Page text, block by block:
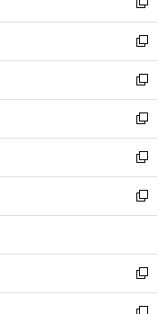
開
く
ド
ウ
で
開
く
ィ
ン
ド
ウ
で
開
く
い
ウ
ィ
ン
ド
ウ
で
開
く
新
し
い
ウ
ィ
ン
ド
ウ
で
開
く
新
し
い
ウ
ィ
ン
ド
ウ
で
開
新
し
い
ウ
ィ
ン
ド
ウ
開
く
新
し
い
ウ
ィ
ン
ウ
で
開
新
し
い
ウ
ン
ド
ウ
新
し
ウ
ィ
ン
新
し